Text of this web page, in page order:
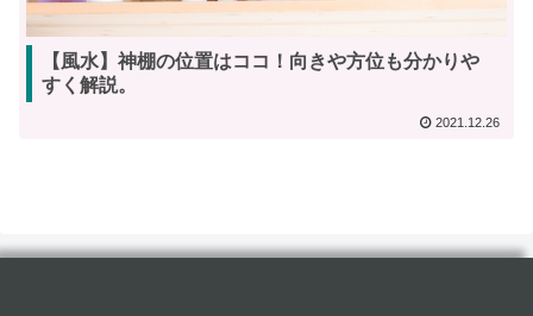
【風水】神棚の位置はココ！向きや方位も分かりや
すく解説。
2021.12.26